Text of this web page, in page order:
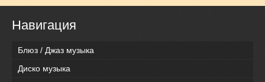
Навигация
Блюз / Джаз музыка
Диско музыка